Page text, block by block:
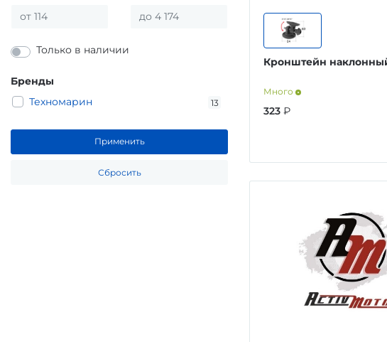
Только в наличии
Бренды
Техномарин
13
Применить
Сбросить
Кронштейн
Много
323 ₽